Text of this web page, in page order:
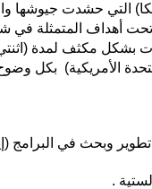
التي حشدت جيوشها
أهداف المتمثلة في
بشكل مكثف لمدة
الأمريكية) بكل
وبحث في البرامج
.